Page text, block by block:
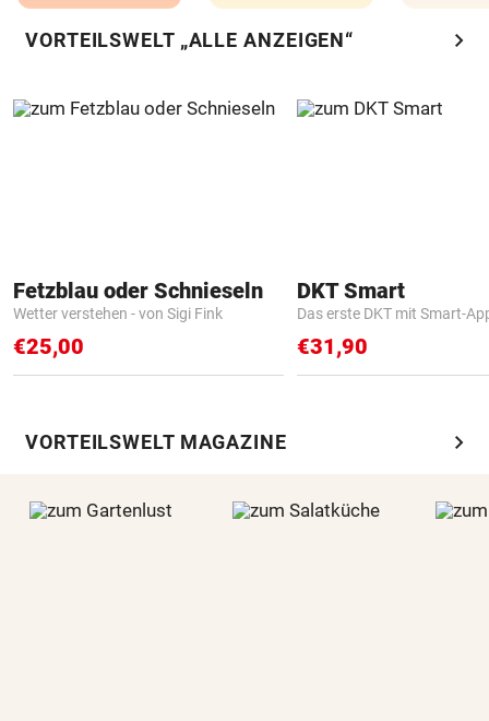
VORTEILSWELT „ALLE ANZEIGEN“ chevron_right
Fetzblau oder Schnieseln
Wetter verstehen - von Sigi Fink
€25,00
DKT Smart
Das erste DKT mit Smart-
€31,90
VORTEILSWELT MAGAZINE chevron_right